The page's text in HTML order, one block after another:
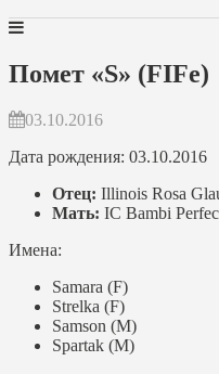
Помет «S» (FIFe)
03.10.2016
Дата рождения: 03.10.2016
Отец: Illinois Rosa
Мать: IC Bambi
Имена:
Samara (F)
Strelka (F)
Samson (M)
Spartak (M)